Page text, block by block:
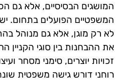
המושגים הבסיסיים, אלא גם
המשפטיים הפועלים בתחום. יש
לא רק מוגן, אלא גם מנוהל
את ההבחנות בין סוגי הקניין
זכויות יוצרים, סימני מסחר
רוחני דורש גישה משפטית